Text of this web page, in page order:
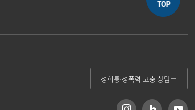
성희롱·성폭력 고충 상담